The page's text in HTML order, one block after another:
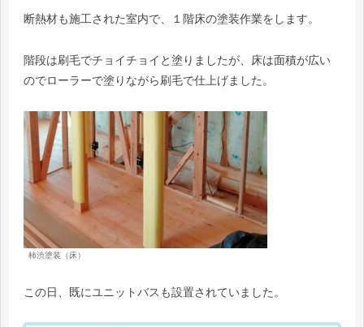
断熱材も施工された室内で、１階床の塗装作業をします。
階段は刷毛でチョイチョイと塗りましたが、床は面積が広い
のでローラーで塗りながら刷毛で仕上げました。
柿渋塗装（床）
この日、既にユニットバスも設置されていました。